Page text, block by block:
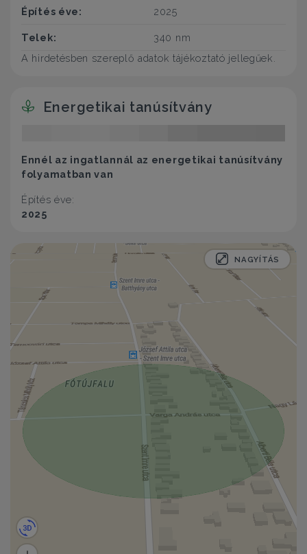
Építés éve: 2025
Telek:
340 nm
A hirdetésben szereplő adatok tájékoztató jellegűek.
Energetikai tanúsítvány
Ennél az ingatlannál az energetikai tanúsítvány
folyamatban van
Építés éve:
2025
NAGYÍTÁS